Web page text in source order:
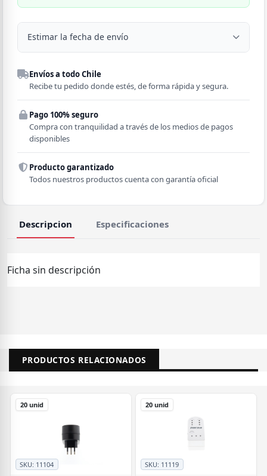
Estimar la fecha de envío
Despacho a domicilio
Región
Comuna
Envíos a todo Chile
Recibe tu pedido donde estés, de forma rápida y segura.
Pago 100% seguro
Compra con tranquilidad a través de los medios de pagos
disponibles
Producto garantizado
Todos nuestros productos cuenta con garantía oficial
Descripcion Especificaciones
Ficha sin descripción
PRODUCTOS RELACIONADOS
SKU: 11104
20 unid
SKU: 11119
20 unid